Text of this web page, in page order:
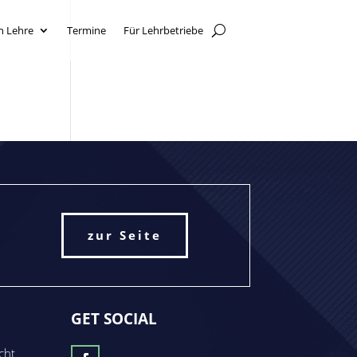
Lehre Termine Für Lehrbetriebe
zur Seite
GET SOCIAL